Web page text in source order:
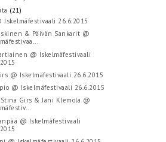
(21)
Iskelmäfestivaali 26.6.2015
& Päivän Sankarit @
@ Iskelmäfestivaali
@ Iskelmäfestivaali 26.6.2015
@ Iskelmäfestivaali 26.6.2015
Stina Girs & Jani Klemola @
@ Iskelmäfestivaali